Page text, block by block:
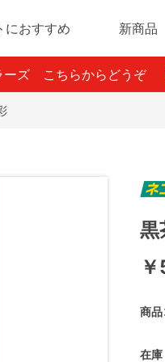
におすすめ 新商品
ーズ こちらからどうぞ
黒
商品
在庫